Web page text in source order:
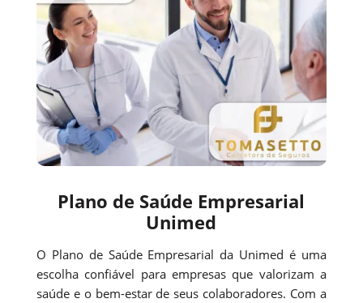
Plano de Saúde Empresarial
Unimed
O Plano de Saúde Empresarial da Unimed é uma
escolha confiável para empresas que valorizam a
saúde e o bem-estar de seus colaboradores. Com a